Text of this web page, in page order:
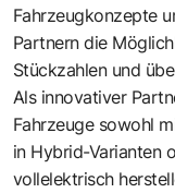
Fahrzeugkonzepte
Partnern die
Stückzahlen und
Als innovativer
Fahrzeuge sowohl
in Hybrid-Varianten
vollelektrisch